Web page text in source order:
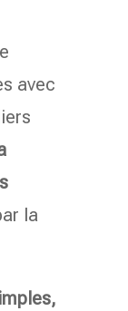
avec
la